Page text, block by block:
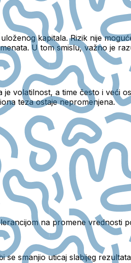
kapitala. Rizik nije
U tom smislu, važno je
je volatilnost, a time često i veći
teza ostaje nepromenjena.
na promene vrednosti
se smanjio uticaj slabijeg